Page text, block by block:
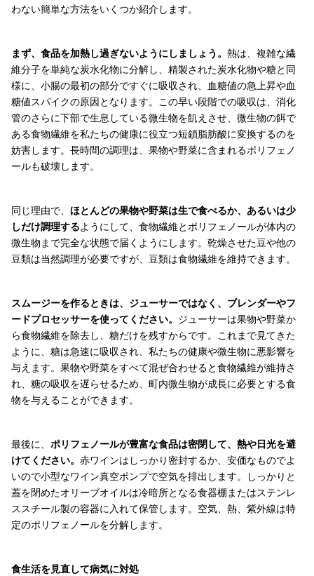
わない簡単な方法をいくつか紹介します。
まず、食品を加熱し過ぎないようにしましょう。 熱は、複雑な繊
維分子を単純な炭水化物に分解し、精製された炭水化物や糖と同
様に、小腸の最初の部分ですぐに吸収され、血糖値の急上昇や血
糖値スパイクの原因となります。この早い段階での吸収は、消化
管のさらに下部で生息している微生物を飢えさせ、微生物の餌で
ある食物繊維を私たちの健康に役立つ短鎖脂肪酸に変換するのを
妨害します。長時間の調理は、果物や野菜に含まれるポリフェノ
ールも破壊します。
同じ理由で、 ほとんどの果物や野菜は生で食べるか、あるいは少
しだけ調理するようにして、食物繊維とポリフェノールが体内の
微生物まで完全な状態で届くようにします。乾燥させた豆や他の
豆類は当然調理が必要ですが、豆類は食物繊維を維持できます。
スムージーを作るときは、ジューサーではなく、ブレンダーやフ
ードプロセッサーを使ってください。 ジューサーは果物や野菜か
ら食物繊維を除去し、糖だけを残すからです。これまで見てきた
ように、糖は急速に吸収され、私たちの健康や微生物に悪影響を
与えます。果物や野菜をすべて混ぜ合わせると食物繊維が維持さ
れ、糖の吸収を遅らせるため、町内微生物が成長に必要とする食
物を与えることができます。
最後に、 ポリフェノールが豊富な食品は密閉して、熱や日光を避
けてください。 赤ワインはしっかり密封するか、安価なものでよ
いので小型なワイン真空ポンプで空気を排出します。しっかりと
蓋を閉めたオリーブオイルは冷暗所となる食器棚またはステンレ
ススチール製の容器に入れて保管します。空気、熱、紫外線は特
定のポリフェノールを分解します。
食生活を見直して病気に対処